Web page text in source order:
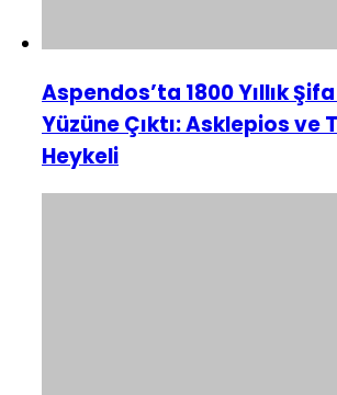
Aspendos’ta 1800 Yıllık
Yüzüne Çıktı: Asklepios ve
Heykeli